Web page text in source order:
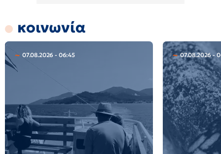
κοινωνία
07.08.2026 - 06:45 07.08.2026 -